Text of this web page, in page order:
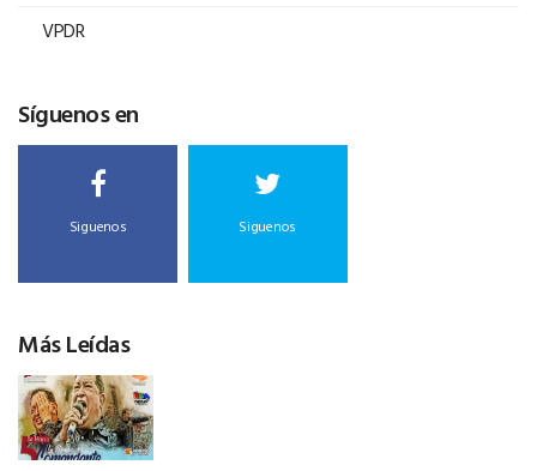
VPDR
Síguenos en
Siguenos Siguenos
Más Leídas